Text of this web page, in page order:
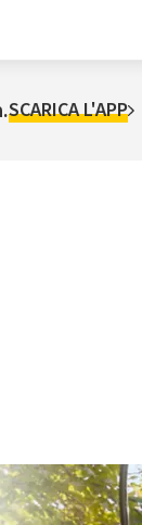
SCARICA L'APP